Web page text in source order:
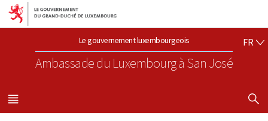
Aller au menu principal
Aller au contenu
Le gouvernement luxembourgeois
Ambassade du Luxembourgà San José
FR
MENU
PRINCIPAL